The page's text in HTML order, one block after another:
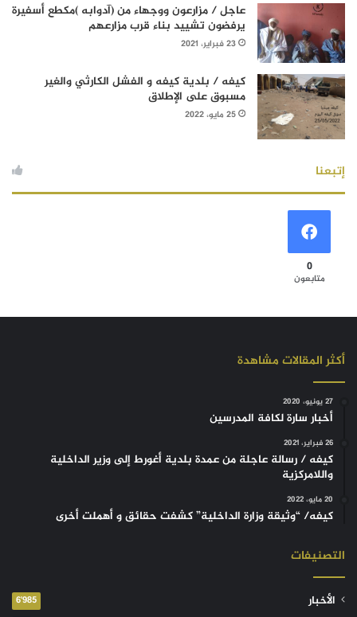
عاجل / مزارعون ووجهاء من (آدوابه )مكطع أسفيرة
يرفضون تشييد بناء قرب مزارعهم
23 فبراير، 2021
كيفه / بلدية كيفه و الفشل الكارثي والغير
مسبوق على الإطلاق
25 مايو، 2022
إتبعنا
0
متابعون
أكثر المقالات مشاهدة
27 يونيو، 2020
أخبار سارة لكافة المدرسين
26 فبراير، 2021
كيفه / رسالة عاجلة من عمدة بلدية أغورط إلى وزير الداخلية
واللامركزية
20 مايو، 2022
كيفه/ “وثيقة وزارة الداخلية” كشفت حقائق و أهملت أخرى
التصنيفات
الأخبار 6٬985